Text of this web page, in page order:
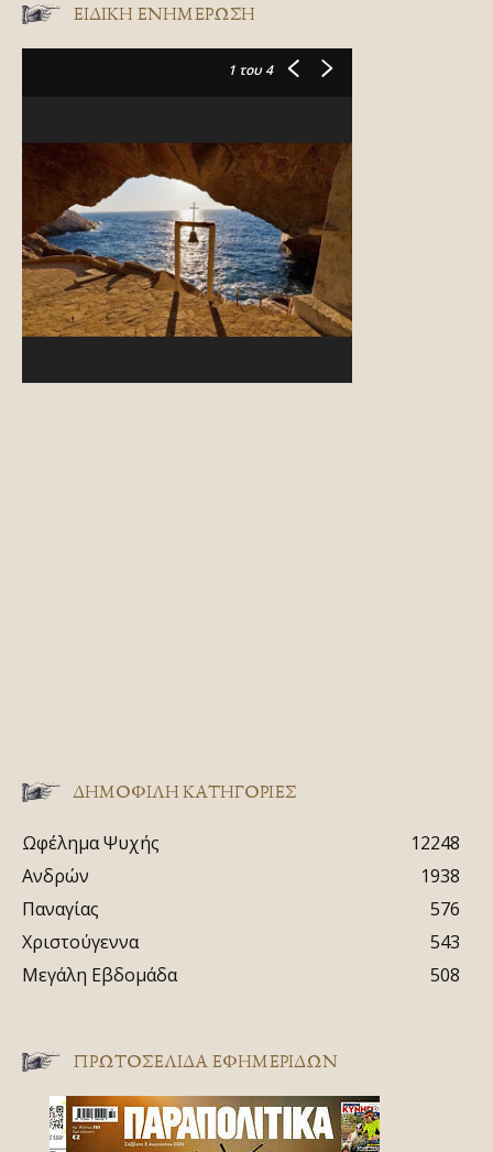
ΕΙΔΙΚΉ ΕΝΗΜΈΡΩΣΗ
1 του 4
ΔΗΜΟΦΙΛΗ ΚΑΤΗΓΟΡΙΕΣ
Ωφέλημα Ψυχής
12248
Ανδρών
1938
Παναγίας
576
Χριστούγεννα
543
Μεγάλη Εβδομάδα
508
ΠΡΩΤΟΣΈΛΙΔΑ ΕΦΗΜΕΡΊΔΩΝ